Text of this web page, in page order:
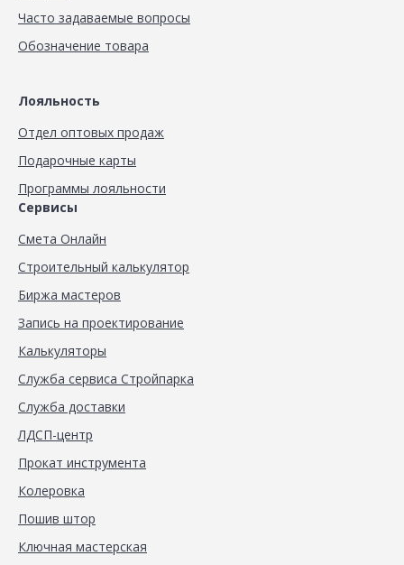
Часто задаваемые вопросы
Обозначение товара
Лояльность
Отдел оптовых продаж
Подарочные карты
Программы лояльности
Сервисы
Смета Онлайн
Строительный калькулятор
Биржа мастеров
Запись на проектирование
Калькуляторы
Служба сервиса Стройпарка
Служба доставки
ЛДСП-центр
Прокат инструмента
Колеровка
Пошив штор
Ключная мастерская